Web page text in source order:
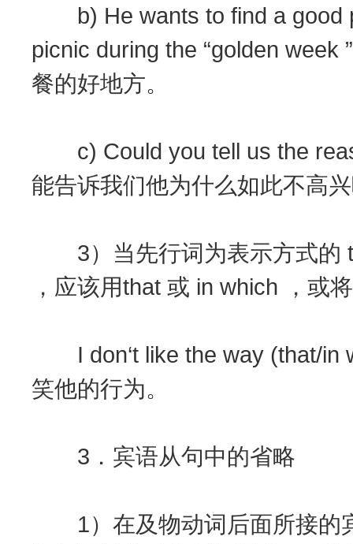
b) He wants to find a good
picnic during the “golden week
餐的好地方。
c) Could you tell us the
能告诉我们他为什么如此不高
3）当先行词为表示方式的
，应该用that 或 in which ，或
I don‘t like the way (that/in
笑他的行为。
3．宾语从句中的省略
1）在及物动词后面所接的